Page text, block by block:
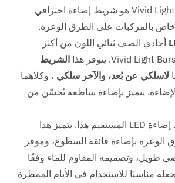
للشاحنات من Vivid Light Bars هو شريط إضاءة احترافي
بالمركبات على الطرق الوعرة.
أحادي الصف ثنائي اللون من أكثر
الشريط
لاسلكي عن بُعد، والآخر سلكي ، وكلاهما
يتميز بإضاءة ساطعة تُحسّن من
سيُدهشك أداء شريط إضاءة LED المستقيم هذا. يتميز هذا
الوعرة بإضاءة فائقة السطوع، وموفر
طويل، وتصميمه المقاوم للماء وفقًا
يجعله مناسبًا للاستخدام في الأيام الممطرة